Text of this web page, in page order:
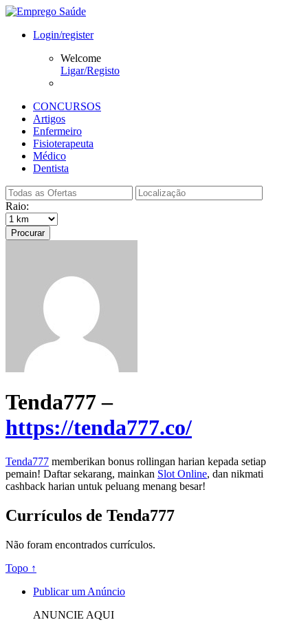
Login/register
Welcome
Ligar/Registo
CONCURSOS
Artigos
Enfermeiro
Fisioterapeuta
Médico
Dentista
Raio:
Procurar
Tenda777 –
https://tenda777.co/
Tenda777 memberikan bonus rollingan harian kepada setiap
pemain! Daftar sekarang, mainkan Slot Online, dan nikmati
cashback harian untuk peluang menang besar!
Currículos de Tenda777
Não foram encontrados currículos.
Topo ↑
Publicar um Anúncio
ANUNCIE AQUI